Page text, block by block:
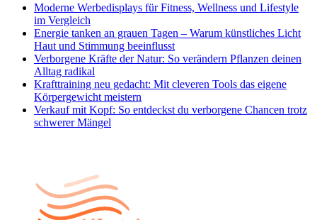
Moderne Werbedisplays für Fitness, Wellness und Lifestyle
im Vergleich
Energie tanken an grauen Tagen – Warum künstliches Licht
Haut und Stimmung beeinflusst
Verborgene Kräfte der Natur: So verändern Pflanzen deinen
Alltag radikal
Krafttraining neu gedacht: Mit cleveren Tools das eigene
Körpergewicht meistern
Verkauf mit Kopf: So entdeckst du verborgene Chancen trotz
schwerer Mängel